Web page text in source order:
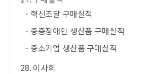
- 혁신조달 구매실적
- 중증장애인 생산품 구매실적
- 중소기업 생산품 구매실적
28. 이사회